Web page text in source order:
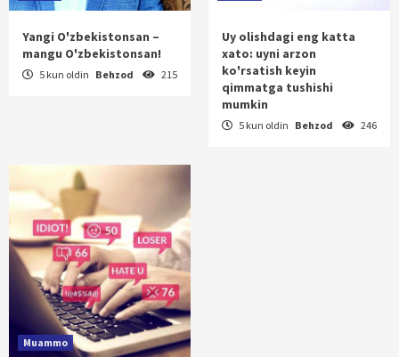
Yangi O'zbekistonsan –
mangu O'zbekistonsan!
5 kun oldin Behzod 215
Uy olishdagi eng katta
xato: uyni arzon
ko'rsatish keyin
qimmatga tushishi
mumkin
5 kun oldin Behzod 246
Muammo